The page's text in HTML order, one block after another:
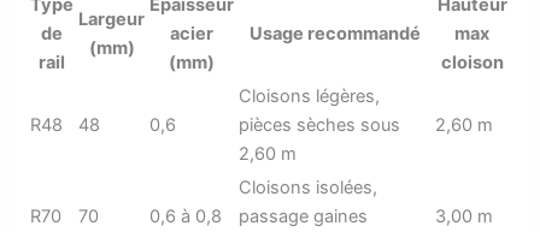
Type
de
rail
Largeur
(mm)
Epaisseur
acier
(mm)
Usage recommandé
Hauteur
max
cloison
R48 48 0,6
Cloisons légères,
pièces sèches sous
2,60 m
2,60 m
R70 70 0,6 à 0,8
Cloisons isolées,
passage gaines
3,00 m